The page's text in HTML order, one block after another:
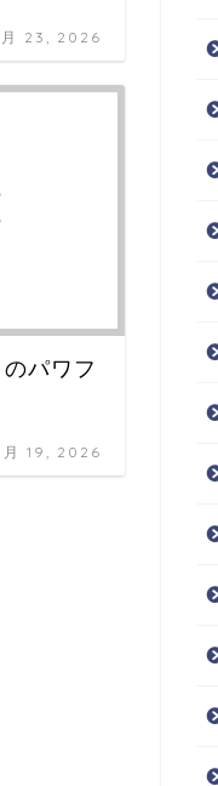
23, 2026
パワフ
月 19, 2026